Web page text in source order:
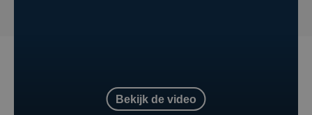
Bekijk de video